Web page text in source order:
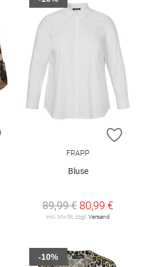
ZUR WUNSCHLISTE HINZUFÜGEN
ZUR
FRAPP
Bluse
89,99 € 80,99 €
inkl. MwSt. zzgl.Versand
-10%